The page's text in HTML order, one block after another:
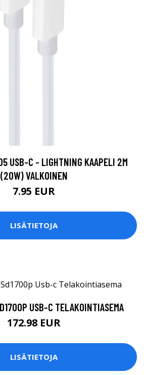
USB-C - LIGHTNING KAAPELI 2M
(20W) VALKOINEN
7.95 EUR
LISÄTIETOJA
USB-C TELAKOINTIASEMA
172.98 EUR
LISÄTIETOJA